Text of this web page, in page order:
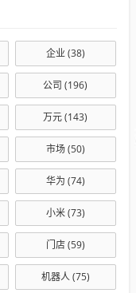
企业(38)
公司 (196)
万元(143)
市场(50)
华为 (74)
小米(73)
门店(59)
机器人(75)